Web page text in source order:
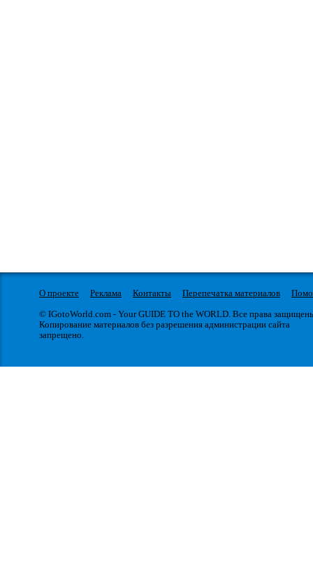
О проекте Реклама Контакты Перепечатка материалов
© IGotoWorld.com - Your GUIDE TO the WORLD. Все права
Копирование материалов без разрешения администрации сайта
запрещено.